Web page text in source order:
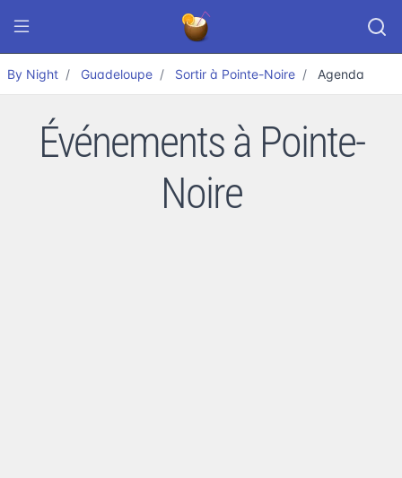
By Night Guadeloupe Sortir à Pointe-Noire Agenda
Événements à Pointe-
Noire